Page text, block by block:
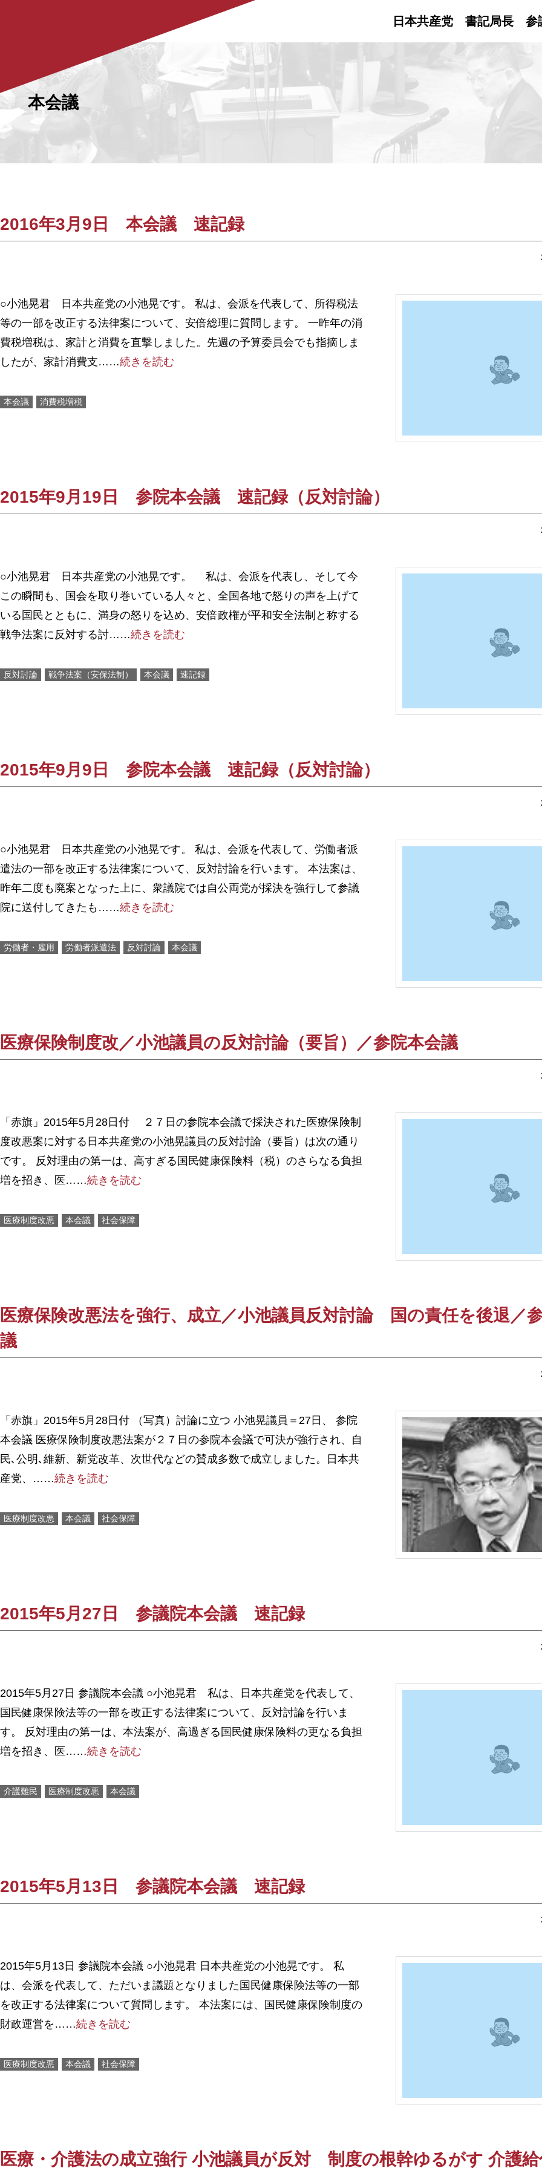
日本共産党 書記局長 参
本会議
2016年3月9日 本会議 速記録
○小池晃君 日本共産党の小池晃です。 私は、会派を代表して、所得税法
等の一部を改正する法律案について、安倍総理に質問します。 一昨年の消
費税増税は、家計と消費を直撃しました。先週の予算委員会でも指摘しま
したが、家計消費支……続きを読む
本会議 消費税増税
2015年9月19日 参院本会議 速記録（反対討論）
○小池晃君 日本共産党の小池晃です。 私は、会派を代表し、そして今
この瞬間も、国会を取り巻いている人々と、全国各地で怒りの声を上げて
いる国民とともに、満身の怒りを込め、安倍政権が平和安全法制と称する
戦争法案に反対する討……続きを読む
反対討論 戦争法案（安保法制） 本会議 速記録
2015年9月9日 参院本会議 速記録（反対討論）
○小池晃君 日本共産党の小池晃です。 私は、会派を代表して、労働者派
遣法の一部を改正する法律案について、反対討論を行います。 本法案は、
昨年二度も廃案となった上に、衆議院では自公両党が採決を強行して参議
院に送付してきたも……続きを読む
労働者・雇用 労働者派遣法 反対討論 本会議
医療保険制度改／小池議員の反対討論（要旨）／参院本会議
「赤旗」2015年5月28日付 ２７日の参院本会議で採決された医療保険制
度改悪案に対する日本共産党の小池晃議員の反対討論（要旨）は次の通り
です。 反対理由の第一は、高すぎる国民健康保険料（税）のさらなる負担
増を招き、医……続きを読む
医療制度改悪 本会議 社会保障
医療保険改悪法を強行、成立／小池議員反対討論 国の責任を後退／
議
「赤旗」2015年5月28日付 （写真）討論に立つ 小池晃議員＝27日、 参院
本会議 医療保険制度改悪法案が２７日の参院本会議で可決が強行され、自
民､公明､維新、新党改革、次世代などの賛成多数で成立しました。日本共
産党、……続きを読む
医療制度改悪 本会議 社会保障
2015年5月27日 参議院本会議 速記録
2015年5月27日 参議院本会議 ○小池晃君 私は、日本共産党を代表して、
国民健康保険法等の一部を改正する法律案について、反対討論を行いま
す。 反対理由の第一は、本法案が、高過ぎる国民健康保険料の更なる負担
増を招き、医……続きを読む
介護難民 医療制度改悪 本会議
2015年5月13日 参議院本会議 速記録
2015年5月13日 参議院本会議 ○小池晃君 日本共産党の小池晃です。 私
は、会派を代表して、ただいま議題となりました国民健康保険法等の一部
を改正する法律案について質問します。 本法案には、国民健康保険制度の
財政運営を……続きを読む
医療制度改悪 本会議 社会保障
医療・介護法の成立強行 小池議員が反対 制度の根幹ゆるがす 介護